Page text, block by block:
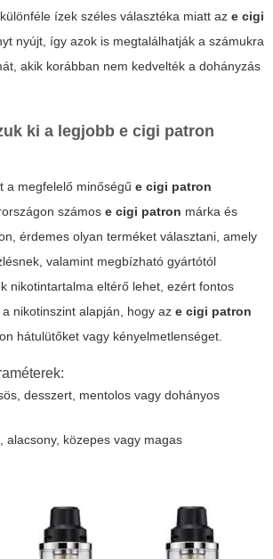
ízek széles választéka miatt az e cigi
nyújt, így azok is megtalálhatják a számukra
akik korábban nem kedvelték a dohányzás
ki a legjobb e cigi patron
a megfelelő minőségű e cigi patron
számos e cigi patron márka és
érdemes olyan terméket választani, amely
valamint megbízható gyártótól
nikotintartalma eltérő lehet, ezért fontos
nikotinszint alapján, hogy az e cigi patron
hátulütőket vagy kényelmetlenséget.
desszert, mentolos vagy dohányos
alacsony, közepes vagy magas